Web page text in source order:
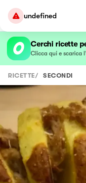
undefined
Cerchi ricette
Clicca qui e scarica
RICETTE/ SECONDI